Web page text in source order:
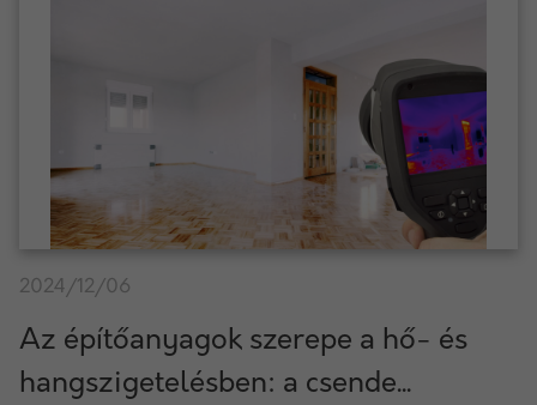
2024/12/06
Az építőanyagok szerepe a hő- és
hangszigetelésben: a csende...